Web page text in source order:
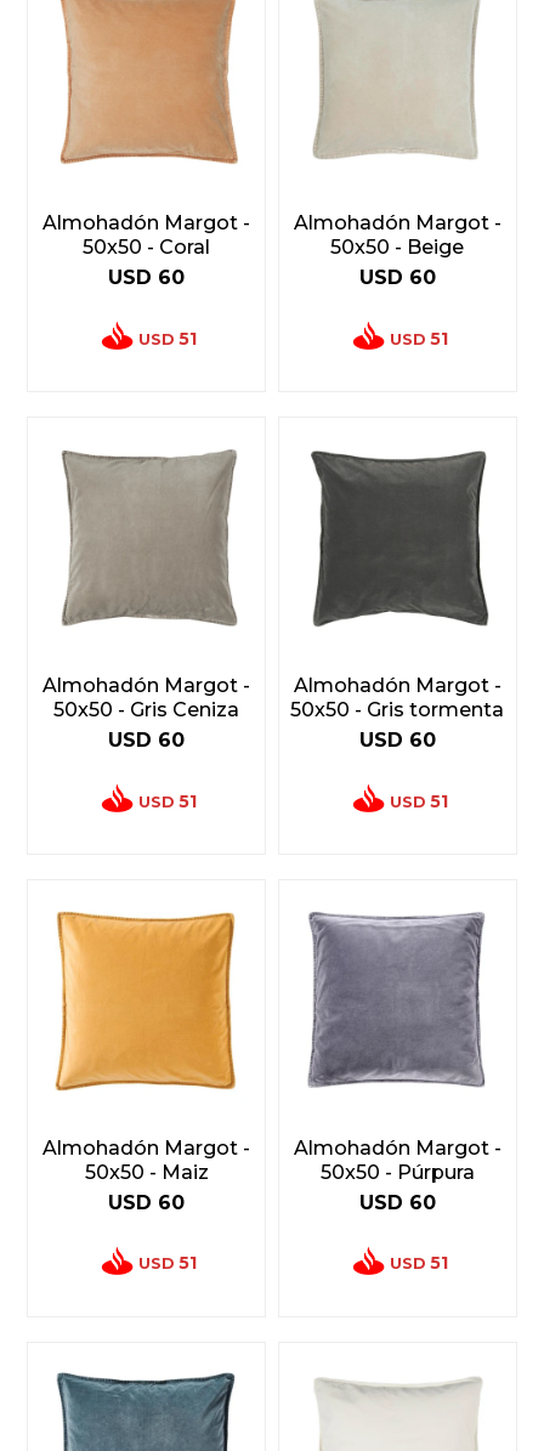
Almohadón Margot -
50x50 - Coral
USD 60
USD 51
Almohadón Margot -
50x50 - Beige
USD 60
USD 51
Almohadón Margot -
50x50 - Gris Ceniza
USD 60
USD 51
Almohadón Margot -
50x50 - Gris tormenta
USD 60
USD 51
Almohadón Margot -
50x50 - Maiz
USD 60
USD 51
Almohadón Margot -
50x50 - Púrpura
USD 60
USD 51